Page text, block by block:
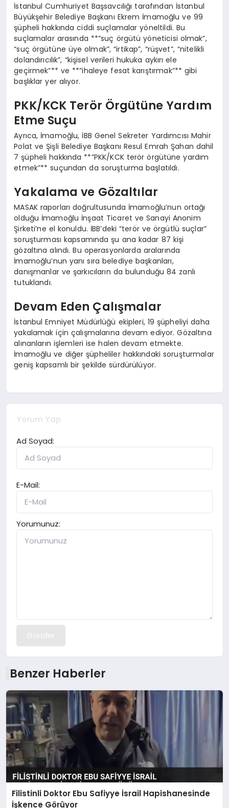
İstanbul Cumhuriyet Başsavcılığı tarafından İstanbul
Büyükşehir Belediye Başkanı Ekrem İmamoğlu ve 99
şüpheli hakkında ciddi suçlamalar yöneltildi. Bu
suçlamalar arasında **”suç örgütü yöneticisi olmak”,
“suç örgütüne üye olmak”, “irtikap”, “rüşvet”, “nitelikli
dolandırıcılık”, “kişisel verileri hukuka aykırı ele
geçirmek”** ve **”ihaleye fesat karıştırmak”** gibi
başlıklar yer alıyor.
PKK/KCK Terör Örgütüne Yardım
Etme Suçu
Ayrıca, İmamoğlu, İBB Genel Sekreter Yardımcısı Mahir
Polat ve Şişli Belediye Başkanı Resul Emrah Şahan dahil
7 şüpheli hakkında **”PKK/KCK terör örgütüne yardım
etmek”** suçundan da soruşturma başlatıldı.
Yakalama ve Gözaltılar
MASAK raporları doğrultusunda İmamoğlu’nun ortağı
olduğu İmamoğlu İnşaat Ticaret ve Sanayi Anonim
Şirketi’ne el konuldu. İBB’deki “terör ve örgütlü suçlar”
soruşturması kapsamında şu ana kadar 87 kişi
gözaltına alındı. Bu operasyonlarda aralarında
İmamoğlu’nun yanı sıra belediye başkanları,
danışmanlar ve şarkıcıların da bulunduğu 84 zanlı
tutuklandı.
Devam Eden Çalışmalar
İstanbul Emniyet Müdürlüğü ekipleri, 19 şüpheliyi daha
yakalamak için çalışmalarına devam ediyor. Gözaltına
alınanların işlemleri ise halen devam etmekte.
İmamoğlu ve diğer şüpheliler hakkındaki soruşturmalar
geniş kapsamlı bir şekilde sürdürülüyor.
Yorum Yap
Ad Soyad:
E-Mail:
Yorumunuz:
Gönder
Benzer Haberler
Filistinli Doktor Ebu Safiyye İsrail Hapishanesinde
İşkence Görüyor